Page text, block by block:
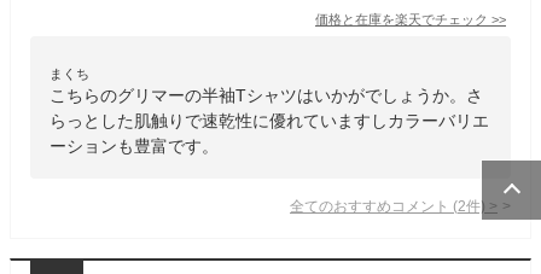
価格と在庫を楽天でチェック >>
まくち
こちらのグリマーの半袖Tシャツはいかがでしょうか。さ
らっとした肌触りで速乾性に優れていますしカラーバリエ
ーションも豊富です。
全てのおすすめコメント (2件) >